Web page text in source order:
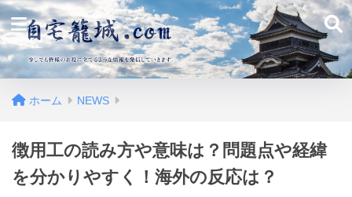
ホーム NEWS
徴用工の読み方や意味は？問題点や経緯
を分かりやすく！海外の反応は？